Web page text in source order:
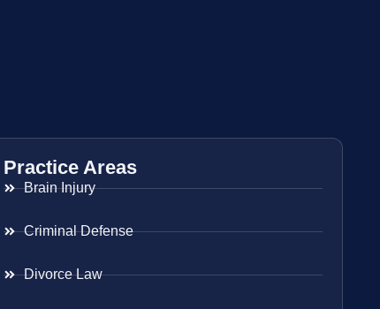
Practice Areas
Brain Injury
Criminal Defense
Divorce Law